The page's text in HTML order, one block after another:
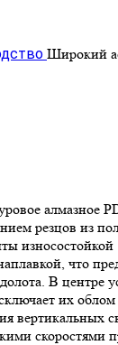
Широкий
алмазное
резцов из
износостойкой
что
В центре
их облом
вертикальных
скоростями